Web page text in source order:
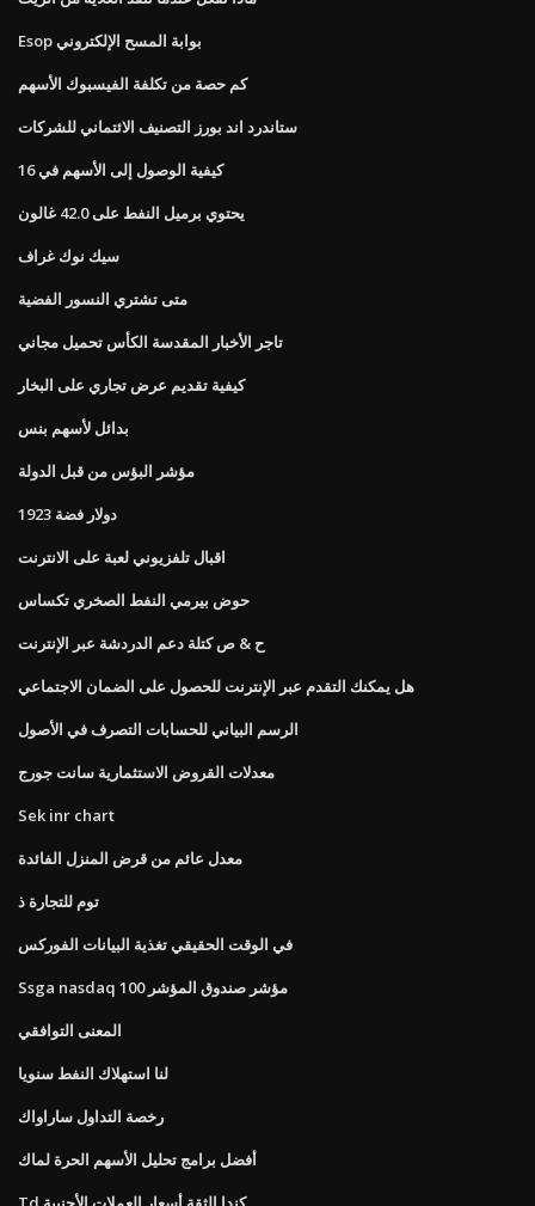
Esop بوابة المسح الإلكتروني
كم حصة من تكلفة الفيسبوك الأسهم
ستاندرد اند بورز التصنيف الائتماني للشركات
كيفية الوصول إلى الأسهم في 16
يحتوي برميل النفط على 42.0 غالون
سيك نوك غراف
متى تشتري النسور الفضية
تاجر الأخبار المقدسة الكأس تحميل مجاني
كيفية تقديم عرض تجاري على البخار
بدائل لأسهم بنس
مؤشر البؤس من قبل الدولة
1923 دولار فضة
اقبال تلفزيوني لعبة على الانترنت
حوض بيرمي النفط الصخري تكساس
ح & ص كتلة دعم الدردشة عبر الإنترنت
هل يمكنك التقدم عبر الإنترنت للحصول على الضمان الاجتماعي
الرسم البياني للحسابات التصرف في الأصول
معدلات القروض الاستثمارية سانت جورج
Sek inr chart
معدل عائم من قرض المنزل الفائدة
توم للتجارة ذ
في الوقت الحقيقي تغذية البيانات الفوركس
Ssga nasdaq 100 مؤشر صندوق المؤشر
المعنى التوافقي
لنا استهلاك النفط سنويا
رخصة التداول ساراواك
أفضل برامج تحليل الأسهم الحرة لماك